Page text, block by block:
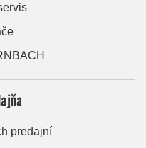
predajní